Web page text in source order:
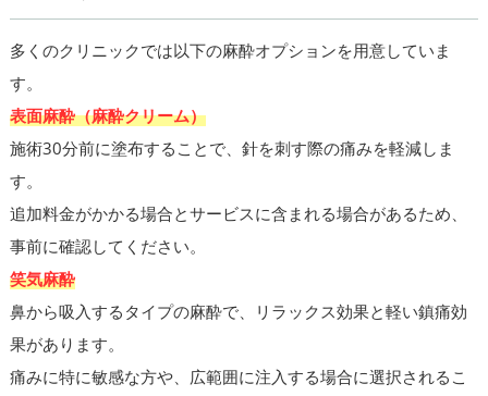
多くのクリニックでは以下の麻酔オプションを用意していま
す。
表面麻酔（麻酔クリーム）
施術30分前に塗布することで、針を刺す際の痛みを軽減しま
す。
追加料金がかかる場合とサービスに含まれる場合があるため、
事前に確認してください。
笑気麻酔
鼻から吸入するタイプの麻酔で、リラックス効果と軽い鎮痛効
果があります。
痛みに特に敏感な方や、広範囲に注入する場合に選択されるこ